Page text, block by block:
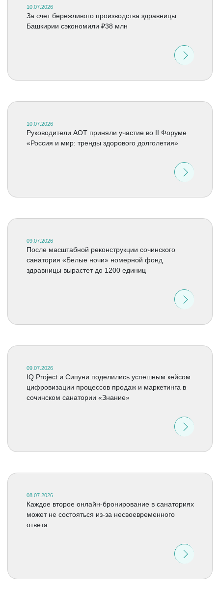
10.07.2026
За счет бережливого производства здравницы
Башкирии сэкономили ₽38 млн
10.07.2026
Руководители АОТ приняли участие во II Форуме
«Россия и мир: тренды здорового долголетия»
09.07.2026
После масштабной реконструкции сочинского
санатория «Белые ночи» номерной фонд
здравницы вырастет до 1200 единиц
09.07.2026
IQ Project и Сипуни поделились успешным кейсом
цифровизации процессов продаж и маркетинга в
сочинском санатории «Знание»
08.07.2026
Каждое второе онлайн-бронирование в санаториях
может не состояться из-за несвоевременного
ответа